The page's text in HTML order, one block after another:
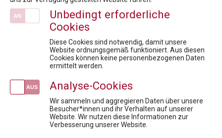
Diskussionsreihe Market Access For Experts- Interaktive Session
Newsletteranmeldung
Unbedingt erforderliche
Cookies
Diese Cookies sind notwendig, damit unsere
Website ordnungsgemäß funktioniert. Aus diesen
Cookies können keine personenbezogenen Daten
ermittelt werden.
Analyse-Cookies
Wir sammeln und aggregieren Daten über unsere
Besucher*innen und ihr Verhalten auf unserer
Website. Wir nutzen diese Informationen zur
Verbesserung unserer Website.